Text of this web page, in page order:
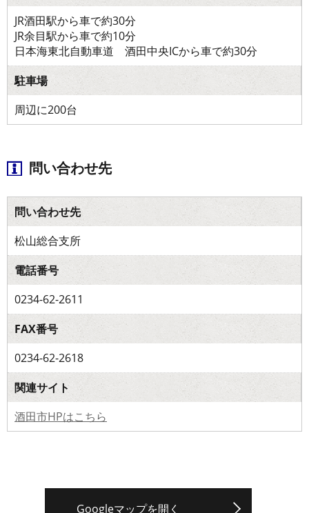
JR酒田駅から車で約30分
JR余目駅から車で約10分
日本海東北自動車道 酒田中央ICから車で約30分
駐車場
周辺に200台
問い合わせ先
問い合わせ先
松山総合支所
電話番号
0234-62-2611
FAX番号
0234-62-2618
関連サイト
酒田市HPはこちら
Googleマップを開く